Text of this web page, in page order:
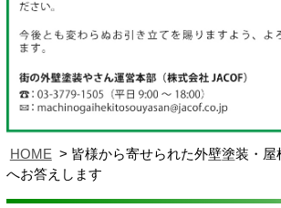
HOME
皆様から寄せられた外壁塗装・屋
へお答えします